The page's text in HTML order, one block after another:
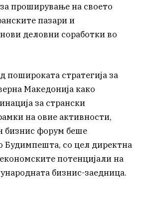
проширување на своето
пазари и
деловни соработки во
пошироката стратегија за
Македонија како
за странски
на овие активности,
бизнис форум беше
Будимпешта, со цел директна
потенцијали на
бизнис-заедница.